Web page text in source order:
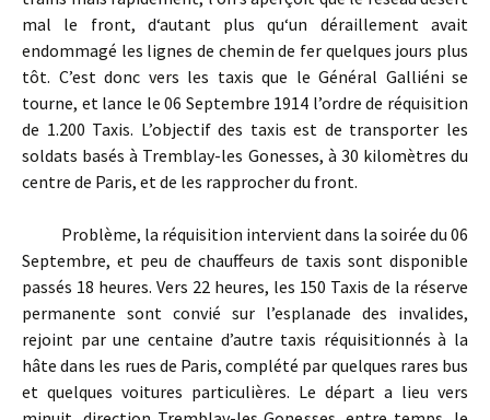
mal le front, d‘autant plus qu‘un déraillement avait
endommagé les lignes de chemin de fer quelques jours plus
tôt. C’est donc vers les taxis que le Général Galliéni se
tourne, et lance le 06 Septembre 1914 l’ordre de réquisition
de 1.200 Taxis. L’objectif des taxis est de transporter les
soldats basés à Tremblay-les Gonesses, à 30 kilomètres du
centre de Paris, et de les rapprocher du front.
Problème, la réquisition intervient dans la soirée du 06
Septembre, et peu de chauffeurs de taxis sont disponible
passés 18 heures. Vers 22 heures, les 150 Taxis de la réserve
permanente sont convié sur l’esplanade des invalides,
rejoint par une centaine d’autre taxis réquisitionnés à la
hâte dans les rues de Paris, complété par quelques rares bus
et quelques voitures particulières. Le départ a lieu vers